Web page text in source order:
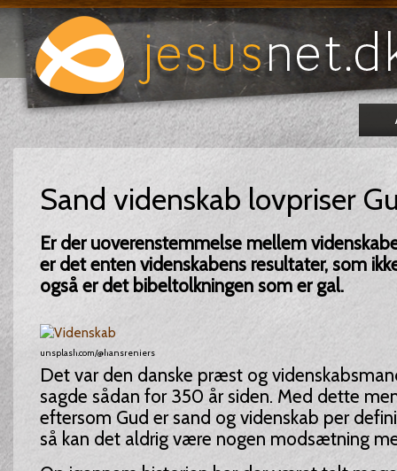
Sand videnskab lovpriser
Er der uoverenstemmelse mellem
er det enten videnskabens resultater, som
også er det bibeltolkningen som er gal.
unsplash.com/@hansreniers
Det var den danske præst og
sagde sådan for 350 år siden. Med dette
eftersom Gud er sand og videnskab per
så kan det aldrig være nogen modsætning